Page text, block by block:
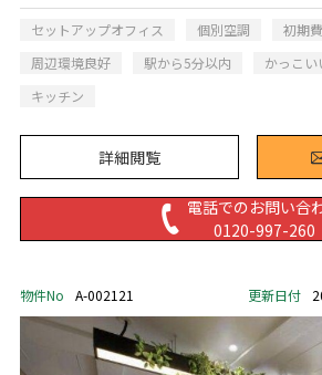
セットアップオフィス 個別空調
初期
周辺環境良好
駅から5分以内 かっこい
キッチン
詳細閲覧
電話でのお問い合
0120-997-260
物件No A-002121 更新日付